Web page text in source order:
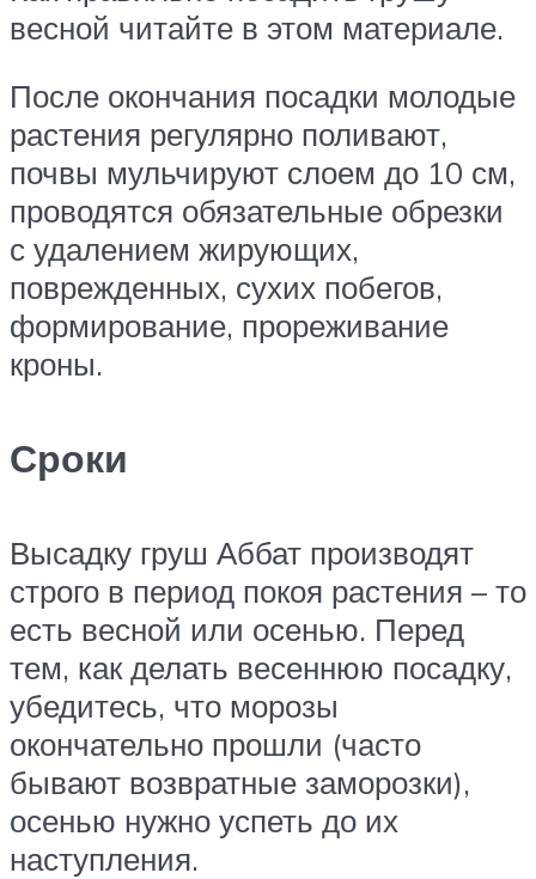
весной читайте в этом материале.
После окончания посадки молодые
растения регулярно поливают,
почвы мульчируют слоем до 10 см,
проводятся обязательные обрезки
с удалением жирующих,
поврежденных, сухих побегов,
формирование, прореживание
кроны.
Сроки
Высадку груш Аббат производят
строго в период покоя растения – то
есть весной или осенью. Перед
тем, как делать весеннюю посадку,
убедитесь, что морозы
окончательно прошли (часто
бывают возвратные заморозки),
осенью нужно успеть до их
наступления.